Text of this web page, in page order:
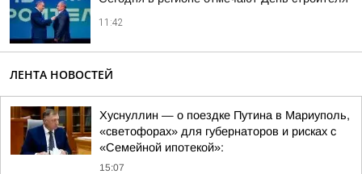
11:42
ЛЕНТА НОВОСТЕЙ
Хуснуллин — о поездке Путина в Мариуполь,
«светофорах» для губернаторов и рисках с
«Семейной ипотекой»:
15:07